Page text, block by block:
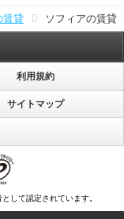
賃貸 ソフィアの賃貸
利用規約
サイトマップ
して認定されています。